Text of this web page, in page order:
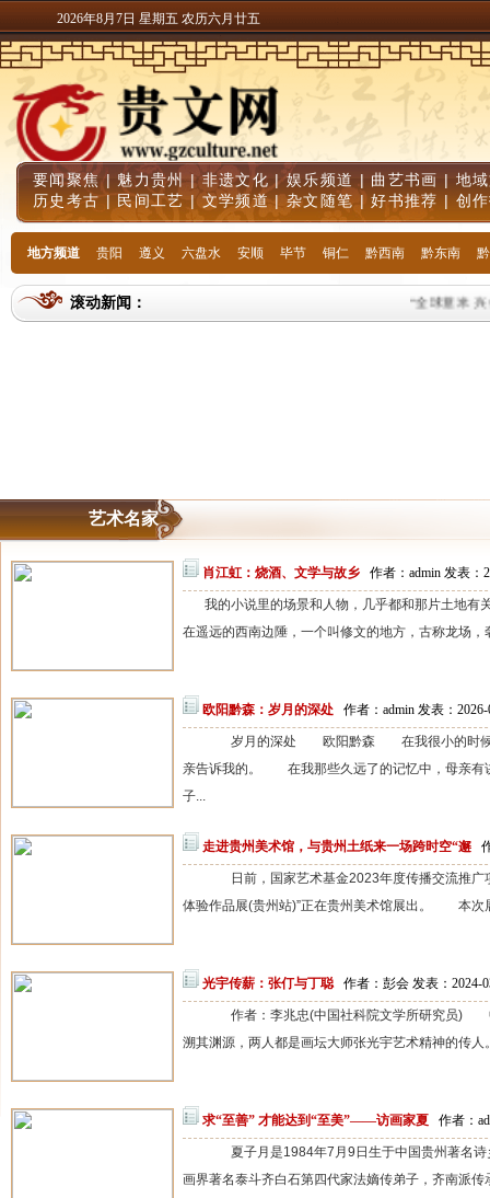
2026年8月7日 星期五 农历六月廿五
要闻聚焦| 魅力贵州|非遗文化 |娱乐频道 | 曲艺书画 | 地
历史考古 | 民间工艺 |文学频道|杂文随笔 |好书推荐 | 创
地方频道 贵阳 遵义 六盘水 安顺 毕节 铜仁 黔西南 黔东南
滚动新闻： “全球薏米 兴
艺术名家
肖江虹：烧酒、文学与故乡 作者：admin 发表：
我的小说里的场景和人物，几乎都和那片土地有
在遥远的西南边陲，一个叫修文的地方，古称龙场
欧阳黔森：岁月的深处 作者：admin 发表：
岁月的深处 欧阳黔森 在我很小的时候，
亲告诉我的。 在我那些久远了的记忆中，母亲有
子...
走进贵州美术馆，与贵州土纸来一场跨时空“邂
日前，国家艺术基金2023年度传播交流推广
体验作品展(贵州站)”正在贵州美术馆展出。 本次
光宇传薪：张仃与丁聪 作者：彭会 发表：2024-
作者：李兆忠(中国社科院文学所研究员)
溯其渊源，两人都是画坛大师张光宇艺术精神的
求“至善” 才能达到“至美”——访画家夏 作者：
夏子月是1984年7月9日生于中国贵州著名诗
画界著名泰斗齐白石第四代家法嫡传弟子，齐南派